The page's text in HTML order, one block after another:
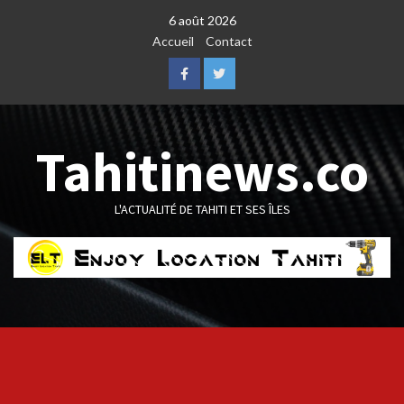
6 août 2026
Accueil
Contact
FacebookTwitter
Tahitinews.co
L'ACTUALITÉ DE TAHITI ET SES ÎLES